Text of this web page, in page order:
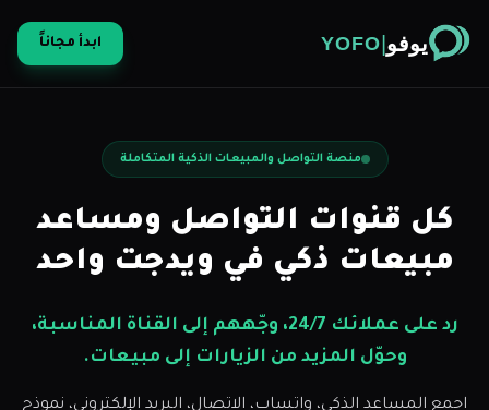
يوفو YOFO ابدأ مجاناً
منصة التواصل والمبيعات الذكية المتكاملة
كل قنوات التواصل ومساعد
مبيعات ذكي في ويدجت واحد
رد على عملائك 24/7، وجّههم إلى القناة المناسبة،
وحوّل المزيد من الزيارات إلى مبيعات.
اجمع المساعد الذكي، واتساب، الاتصال، البريد الإلكتروني، نموذج